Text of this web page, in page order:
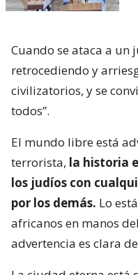
Cuando se ataca a un
retrocediendo y
civilizatorios, y se
todos”.
El mundo libre está
terrorista, la historia
los judíos con
por los demás. Lo
africanos en manos
advertencia es clara